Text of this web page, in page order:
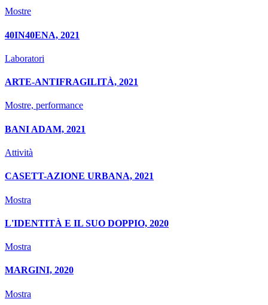
Mostre
40IN40ENA, 2021
Laboratori
ARTE-ANTIFRAGILITÀ, 2021
Mostre, performance
BANI ADAM, 2021
Attività
CASETT-AZIONE URBANA, 2021
Mostra
L'IDENTITÀ E IL SUO DOPPIO, 2020
Mostra
MARGINI, 2020
Mostra